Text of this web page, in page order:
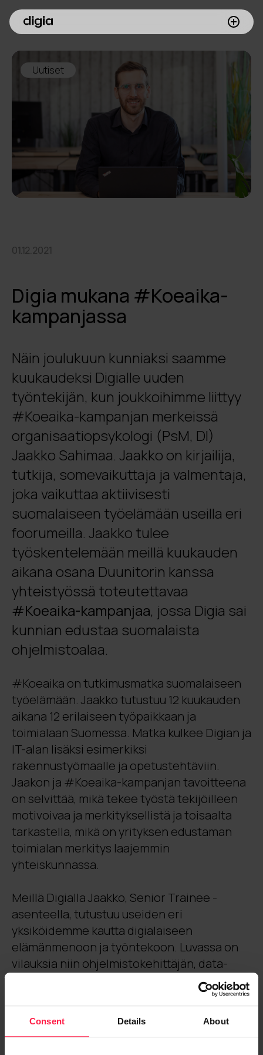
Consent Details About
Palvelumme
Digia yrityksenä
Sijoittajille
Meille töihin
Uutiset
01.12.2021
Digia mukana #Koeaika-
kampanjassa
Näin joulukuun kunniaksi saamme
kuukaudeksi Digialle uuden
työntekijän, kun joukkoihimme liittyy
#Koeaika-kampanjan merkeissä
organisaatiopsykologi (PsM, DI)
Jaakko Sahimaa. Jaakko on kirjailija,
tutkija, somevaikuttaja ja valmentaja,
joka vaikuttaa aktiivisesti
suomalaiseen työelämään useilla eri
foorumeilla. Jaakko tulee
työskentelemään meillä kuukauden
aikana osana Duunitorin kanssa
yhteistyössä toteutettavaa
#Koeaika-kampanjaa, jossa Digia sai
kunnian edustaa suomalaista
ohjelmistoalaa.
#Koeaika on tutkimusmatka suomalaiseen
työelämään. Jaakko tutustuu 12 kuukauden
aikana 12 erilaiseen työpaikkaan ja
toimialaan Suomessa. Matka kulkee Digian ja
IT-alan lisäksi esimerkiksi
rakennustyömaalle ja opetustehtäviin.
Jaakon ja #Koeaika-kampanjan tavoitteena
on selvittää, mikä tekee työstä tekijöilleen
motivoivaa ja merkityksellistä ja toisaalta
tarkastella, mikä on yrityksen edustaman
toimialan merkitys laajemmin
yhteiskunnassa.
Meillä Digialla Jaakko, Senior Trainee -
asenteella, tutustuu useiden eri
yksiköidemme kautta digialaiseen
elämänmenoon ja työntekoon. Luvassa on
vilauksia niin ohjelmistokehittäjän, data-
analyytikon kuin Digian johtoryhmän
työarjesta ja Jaakko vierailee digialaisten
Tampereen ja Helsingin toimistoillamme.